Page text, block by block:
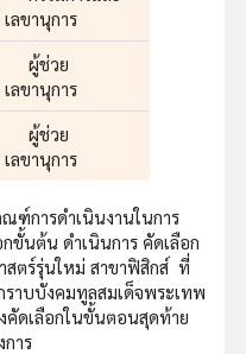
เลขานุการ
ผู้ช่วย
เลขานุการ
ผู้ช่วย
เลขานุการ
ฑ์การดำเนินงานในการ
ขั้นต้น ดำเนินการ คัดเลือก
ตร์รุ่นใหม่ สาขาฟิสิกส์ ที่
าบบังคมทูลสมเด็จพระเทพ
คัดเลือกในขั้นตอนสุดท้าย
าร